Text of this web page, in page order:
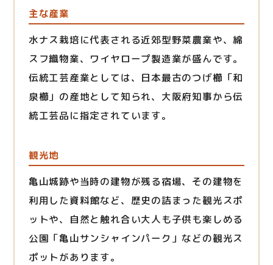
主な産業
水ナス栽培に代表される近郊型野菜農業や、綿
スフ織物業、ワイヤロープ製造業が盛んです。
伝統工芸産業としては、日本最古のつげ櫛「和
泉櫛」の産地として知られ、大阪府知事から伝
統工芸品に指定されています。
観光地
亀山城跡や当時の建物が残る宿場、その建物を
利用した資料館など、歴史の詰まった観光スポ
ットや、自然と触れ合い大人も子供も楽しめる
公園「亀山サンシャインパーク」などの観光ス
ポットがあります。